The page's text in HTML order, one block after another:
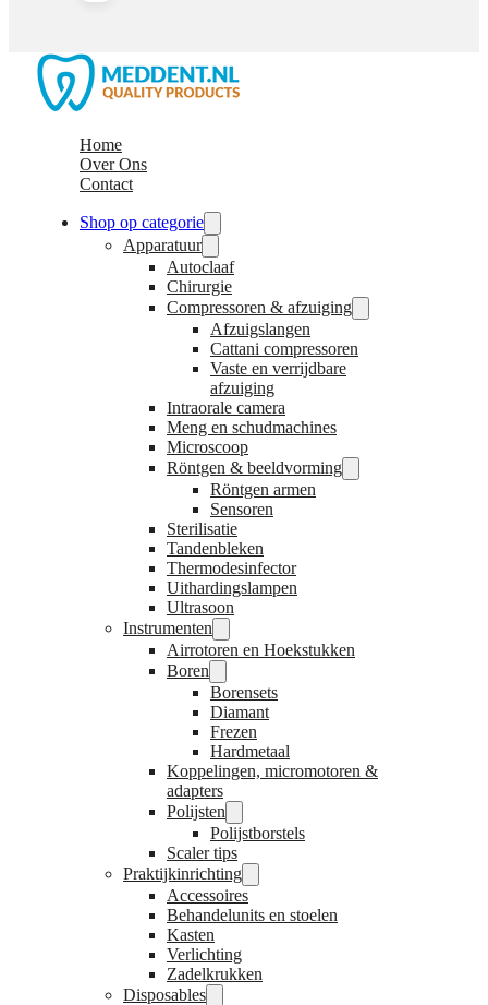
Home
Over Ons
Contact
Shop op categorie
Apparatuur
Autoclaaf
Chirurgie
Compressoren & afzuiging
Afzuigslangen
Cattani compressoren
Vaste en verrijdbare
afzuiging
Intraorale camera
Meng en schudmachines
Microscoop
Röntgen & beeldvorming
Röntgen armen
Sensoren
Sterilisatie
Tandenbleken
Thermodesinfector
Uithardingslampen
Ultrasoon
Instrumenten
Airrotoren en Hoekstukken
Boren
Borensets
Diamant
Frezen
Hardmetaal
Koppelingen, micromotoren &
adapters
Polijsten
Polijstborstels
Scaler tips
Praktijkinrichting
Accessoires
Behandelunits en stoelen
Kasten
Verlichting
Zadelkrukken
Disposables